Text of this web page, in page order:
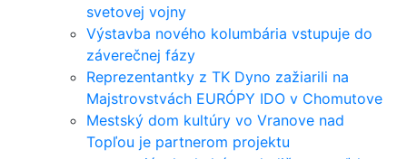
svetovej vojny
Výstavba nového kolumbária vstupuje do
záverečnej fázy
Reprezentantky z TK Dyno zažiarili na
Majstrovstvách EURÓPY IDO v Chomutove
Mestský dom kultúry vo Vranove nad
Topľou je partnerom projektu